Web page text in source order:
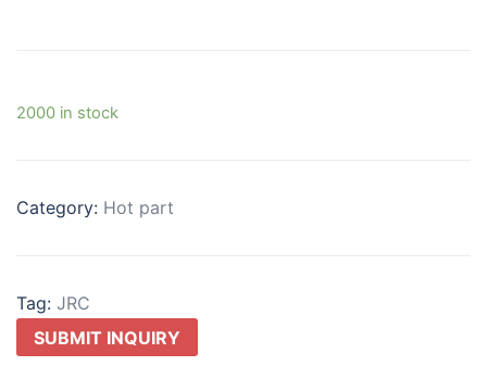
2000 in stock
Category: Hot part
Tag: JRC
SUBMIT INQUIRY